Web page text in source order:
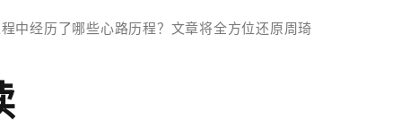
中经历了哪些心路历程？文章将全方位还原周琦